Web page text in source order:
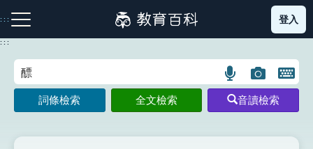
到
主
:::
注音索引圖示 筆畫索引圖示 部首索引表圖示
登入
:::
語
言
搜
圖
片
搜
開
鍵
圖
詞條檢索 全文檢索 音讀檢索